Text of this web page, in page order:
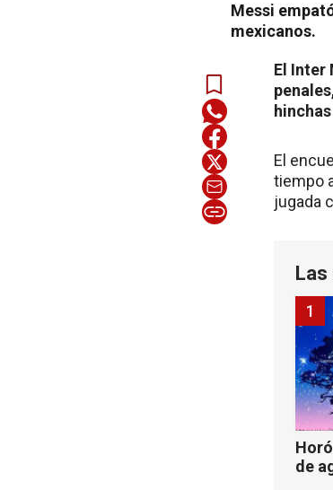
Messi
mexicanos.
El Inter
El
tiempo
jugada
de
1